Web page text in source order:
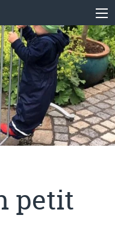
petit